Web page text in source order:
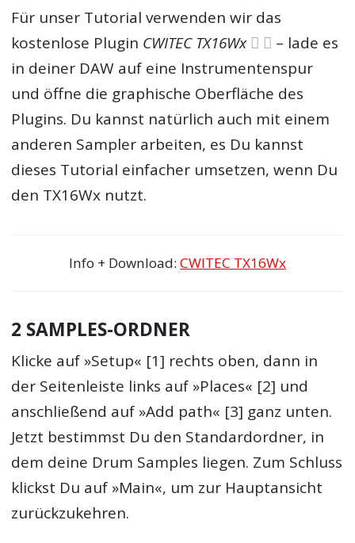
Für unser Tutorial verwenden wir das
kostenlose Plugin CWITEC TX16Wx
– lade es
in deiner DAW auf eine Instrumentenspur
und öffne die graphische Oberfläche des
Plugins. Du kannst natürlich auch mit einem
anderen Sampler arbeiten, es Du kannst
dieses Tutorial einfacher umsetzen, wenn Du
den TX16Wx nutzt.
Info + Download: CWITEC TX16Wx
2 SAMPLES-ORDNER
Klicke auf »Setup« [1] rechts oben, dann in
der Seitenleiste links auf »Places« [2] und
anschließend auf »Add path« [3] ganz unten.
Jetzt bestimmst Du den Standardordner, in
dem deine Drum Samples liegen. Zum Schluss
klickst Du auf »Main«, um zur Hauptansicht
zurückzukehren.